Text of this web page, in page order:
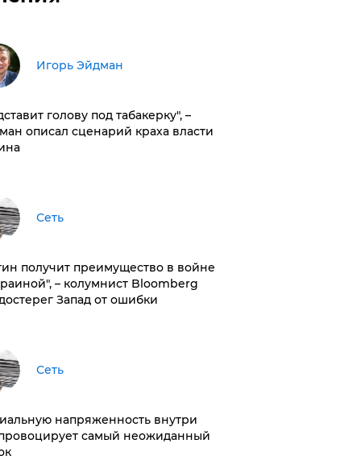
Игорь Эйдман
голову под табакерку", –
описал сценарий краха власти
Сеть
получит преимущество в войне
– колумнист Bloomberg
Запад от ошибки
Сеть
напряженность внутри
самый неожиданный